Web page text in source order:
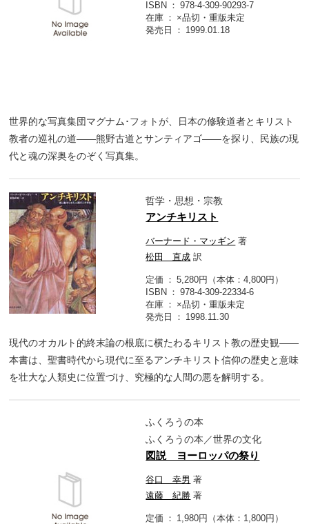
ISBN
978-4-309-90293-7
在庫
×品切・重版未定
発売日
1999.01.18
世界的な写真集団マグナム･フォトが、日本の修験道者とキリスト
教者の巡礼の道――熊野古道とサンティアゴ――を探り、民族の現
代と魂の深奥をのぞく写真集。
哲学・思想・宗教
アンチキリスト
バーナード・マッギン 著
松田 直成 訳
定価
5,280円（本体：4,800円）
ISBN
978-4-309-22334-6
在庫
×品切・重版未定
発売日
1998.11.30
現代のオカルト的終末論の根底に横たわるキリスト教の歴史観――
本書は、聖書時代から現代に至るアンチキリスト信仰の歴史と意味
を壮大な人類史に位置づけ、究極的な人間の悪を解明する。
ふくろうの本
ふくろうの本／世界の文化
図説 ヨーロッパの祭り
谷口 幸男 著
遠藤 紀勝 著
定価
1,980円（本体：1,800円）